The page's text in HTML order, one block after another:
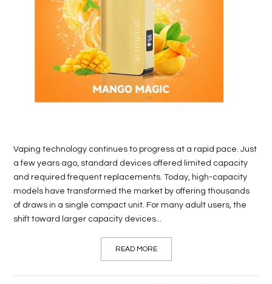
Vaping technology continues to progress at a rapid pace. Just
a few years ago, standard devices offered limited capacity
and required frequent replacements. Today, high-capacity
models have transformed the market by offering thousands
of draws in a single compact unit. For many adult users, the
shift toward larger capacity devices...
READ MORE